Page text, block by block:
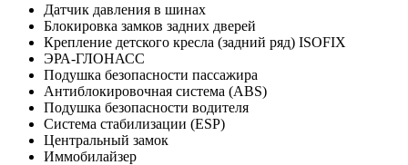
Датчик давления в шинах
Блокировка замков задних дверей
Крепление детского кресла (задний ряд) ISOFIX
ЭРА-ГЛОНАСС
Подушка безопасности пассажира
Антиблокировочная система (ABS)
Подушка безопасности водителя
Система стабилизации (ESP)
Центральный замок
Иммобилайзер